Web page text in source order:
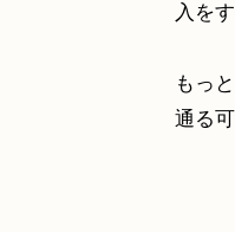
入を
もっ
通る